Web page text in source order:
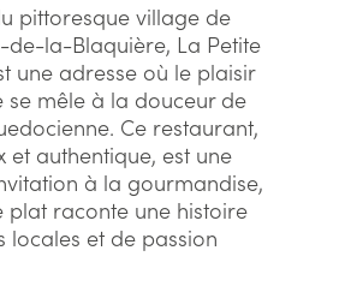
pittoresque village de
de-la-Blaquière, La Petite
une adresse où le plaisir
se mêle à la douceur de
Ce restaurant,
et authentique, est une
à la gourmandise,
plat raconte une histoire
locales et de passion